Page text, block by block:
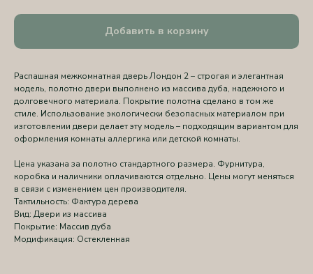
Добавить в корзину
Распашная межкомнатная дверь Лондон 2 – строгая и элегантная
модель, полотно двери выполнено из массива дуба, надежного и
долговечного материала. Покрытие полотна сделано в том же
стиле. Использование экологически безопасных материалом при
изготовлении двери делает эту модель – подходящим вариантом для
оформления комнаты аллергика или детской комнаты.
Цена указана за полотно стандартного размера. Фурнитура,
коробка и наличники оплачиваются отдельно. Цены могут меняться
в связи с изменением цен производителя.
Тактильность: Фактура дерева
Вид: Двери из массива
Покрытие: Массив дуба
Модификация: Остекленная